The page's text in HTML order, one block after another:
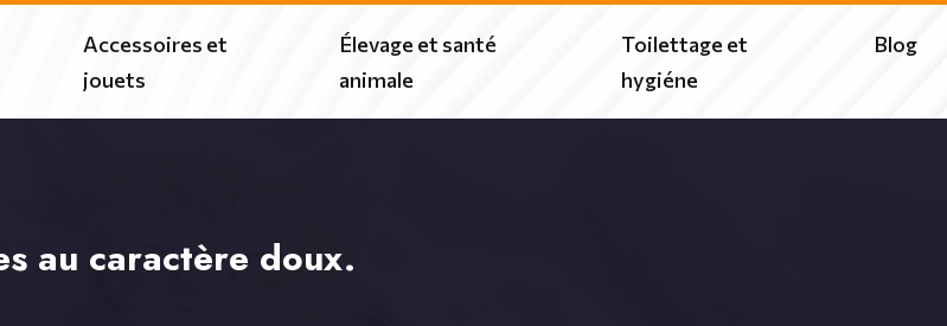
Accessoires et
jouets
Élevage et santé
animale
Toilettage et
hygiéne
Blog
au caractère doux.